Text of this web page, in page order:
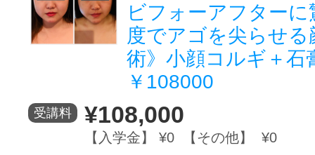
ビフォーアフター
度でアゴを尖らせる
術》小顔コルギ＋石
￥108000
受講料 ¥108,000
【入学金】 ¥0 【その他】 ¥0